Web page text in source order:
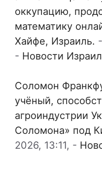
оккупацию,
математику
Хайфе, Израиль. -
- Новости
Соломон
учёный,
агроиндустрии
Соломона» под
2026, 13:11, -